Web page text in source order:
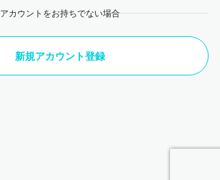
アカウントをお持ちでない場合
新規アカウント登録